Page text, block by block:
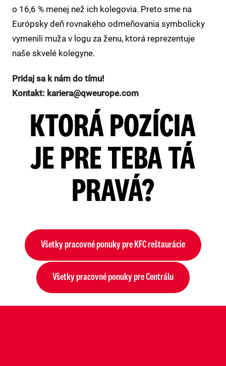
o 16,6 % menej než ich kolegovia. Preto sme na
Európsky deň rovnakého odmeňovania symbolicky
vymenili muža v logu za ženu, ktorá reprezentuje
naše skvelé kolegyne.
Pridaj sa k nám do tímu!
Kontakt: kariera@qweurope.com
KTORÁ POZÍCIA
JE PRE TEBA TÁ
PRAVÁ?
Všetky pracovné ponuky pre KFC reštaurácie
Všetky pracovné ponuky pre Centrálu